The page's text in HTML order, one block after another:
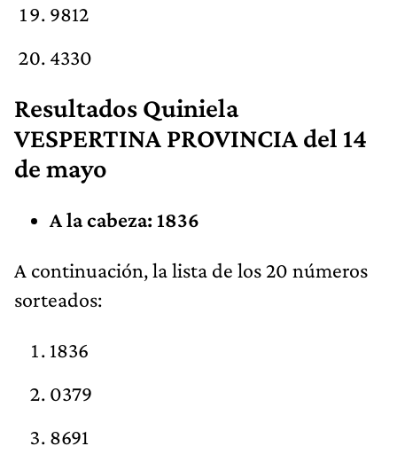
9812
4330
Resultados Quiniela
VESPERTINA PROVINCIA del 14
de mayo
A la cabeza: 1836
A continuación, la lista de los 20 números
sorteados:
1836
0379
8691